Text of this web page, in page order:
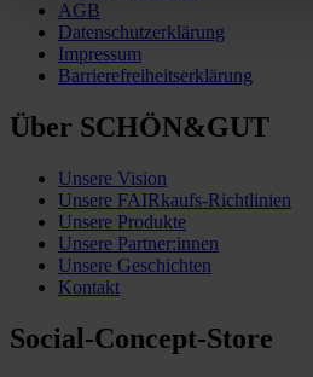
AGB
Datenschutzerklärung
Impressum
Barrierefreiheitserklärung
Über SCHÖN&GUT
Unsere Vision
Unsere FAIRkaufs-Richtlinien
Unsere Produkte
Unsere Partner:innen
Unsere Geschichten
Kontakt
Social-Concept-Store